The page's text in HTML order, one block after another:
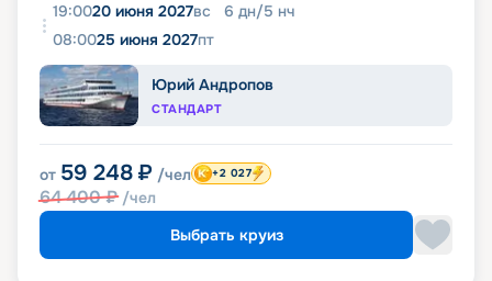
19:0020 июня 2027вс 6 дн/5 нч
08:0025 июня 2027пт
Юрий Андропов
СТАНДАРТ
от 59 248 ₽ /чел
64 400₽ /чел
+2 027
Выбрать круиз